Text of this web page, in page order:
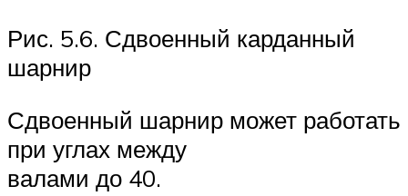
Рис. 5.6. Сдвоенный карданный
шарнир
Сдвоенный шарнир может работать
при углах между
валами до 40.